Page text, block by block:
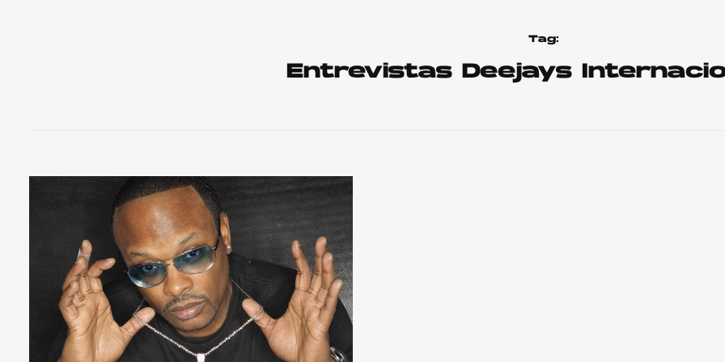
Tag:
Entrevistas Deejays